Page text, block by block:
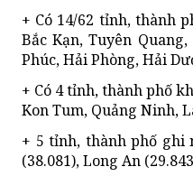
+ Có 14/62 tỉnh, thành
Bắc Kạn, Tuyên
Phúc, Hải Phòng, Hải
+ Có 4 tỉnh, thành phố
Kon Tum, Quảng Ninh,
+ 5 tỉnh, thành phố ghi
(38.081), Long An